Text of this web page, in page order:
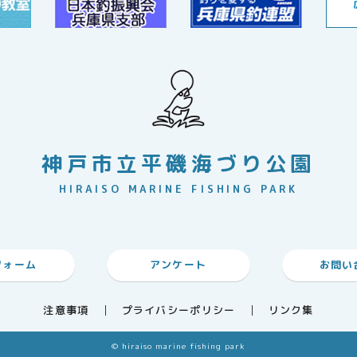
神戸市立平磯海づり公園
HIRAISO MARINE FISHING PARK
ーム アンケート お問い
注意事項 プライバシーポリシー リンク集
© hiraiso marine fishing park